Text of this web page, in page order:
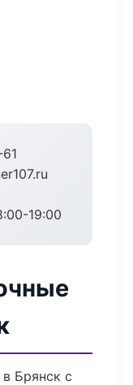
19:00
Брянск с